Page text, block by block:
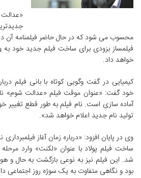
محسوب می شود که در حال حاضر فیلمنامه آن
فیلمساز بزودی برای ساخت فیلم جدید خود به
خواهد داد.
کیمیایی در گفت وگویی کوتاه با بانی فیلم
خود گفت: «عنوان موقت فیلم «عدالت شوم»
آماده سازی است. نام فیلم به طور قطع تغییر
تولید نام جدید اعلام خواهد شد».
وی در پایان افزود: «درباره زمان آغاز
ساخت فیلم پولاد با عنوان «لکنت» وارد
شد. این فیلم نیز به نوعی بازگشت به حال و
بود و نگاهی متفاوت به یک سوژه روز اجتماعی